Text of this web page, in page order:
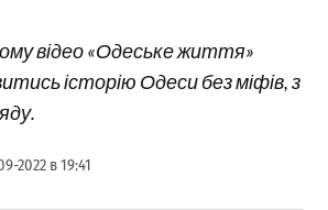
відео «Одеське життя»
історію Одеси без міфів, з
2022 в 19:41